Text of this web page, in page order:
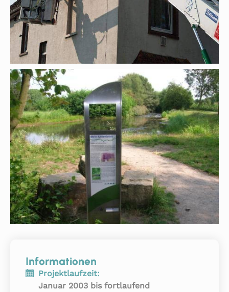
Informationen
Projektlaufzeit:
Januar 2003 bis fortlaufend